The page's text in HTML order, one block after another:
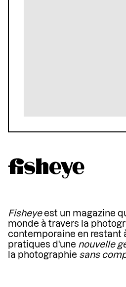
Fisheyeest un magazine
monde à travers la
contemporaine en restant
pratiques d'une nouvelle
la photographie sans